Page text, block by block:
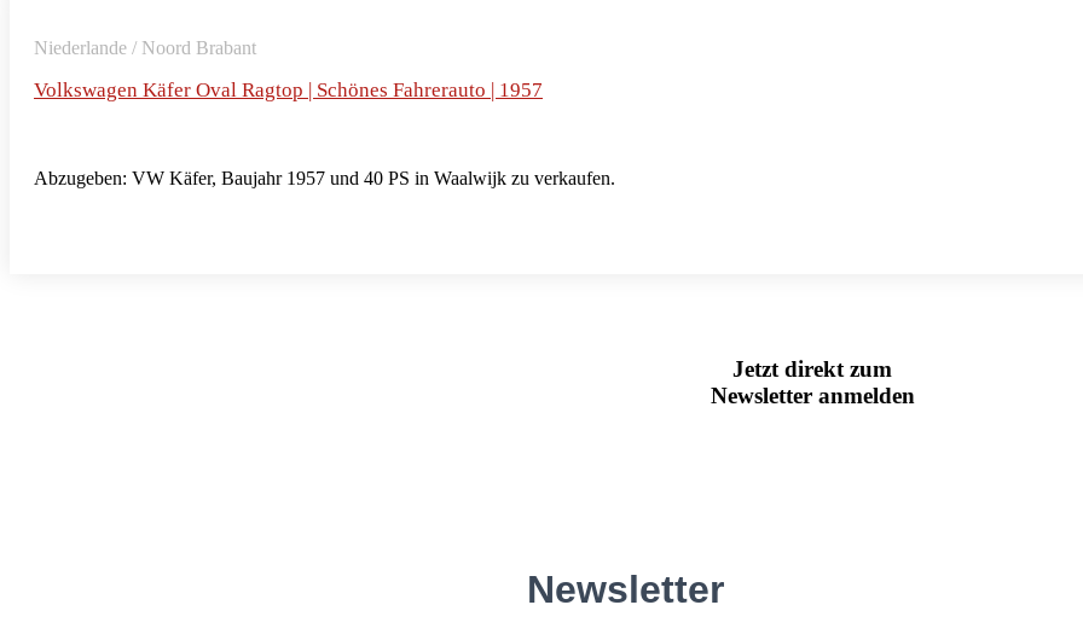
Niederlande / Noord Brabant
Volkswagen Käfer Oval Ragtop | Schönes Fahrerauto | 1957
Abzugeben: VW Käfer, Baujahr 1957 und 40 PS in Waalwijk zu verkaufen.
Jetzt direkt zum
Newsletter anmelden